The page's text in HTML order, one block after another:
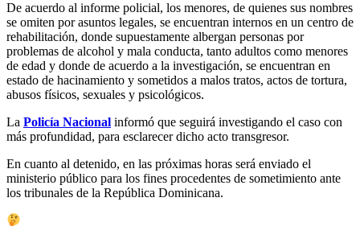
De acuerdo al informe policial, los menores, de quienes sus nombres
se omiten por asuntos legales, se encuentran internos en un centro de
rehabilitación, donde supuestamente albergan personas por
problemas de alcohol y mala conducta, tanto adultos como menores
de edad y donde de acuerdo a la investigación, se encuentran en
estado de hacinamiento y sometidos a malos tratos, actos de tortura,
abusos físicos, sexuales y psicológicos.
La Policía Nacional informó que seguirá investigando el caso con
más profundidad, para esclarecer dicho acto transgresor.
En cuanto al detenido, en las próximas horas será enviado el
ministerio público para los fines procedentes de sometimiento ante
los tribunales de la República Dominicana.